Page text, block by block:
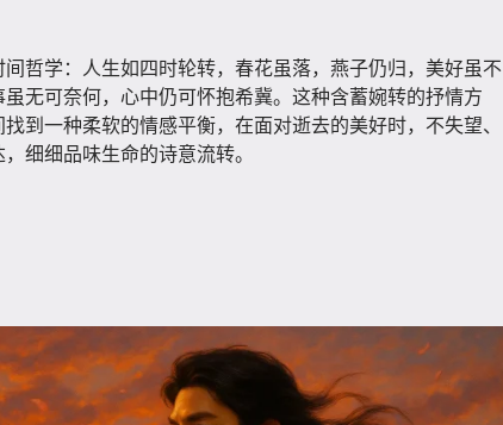
哲学：人生如四时轮转，春花虽落，燕子仍归，美好虽不
无可奈何，心中仍可怀抱希冀。这种含蓄婉转的抒情方
到一种柔软的情感平衡，在面对逝去的美好时，不失望、
细细品味生命的诗意流转。